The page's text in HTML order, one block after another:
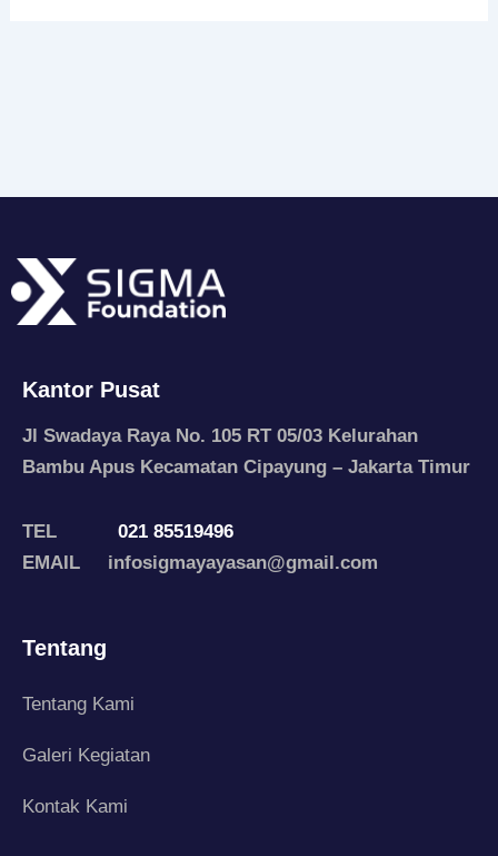
Kantor Pusat
Jl Swadaya Raya No. 105 RT 05/03 Kelurahan
Bambu Apus Kecamatan Cipayung – Jakarta Timur
TEL
021 85519496
EMAIL infosigmayayasan@gmail.com
Tentang
Tentang Kami
Galeri Kegiatan
Kontak Kami